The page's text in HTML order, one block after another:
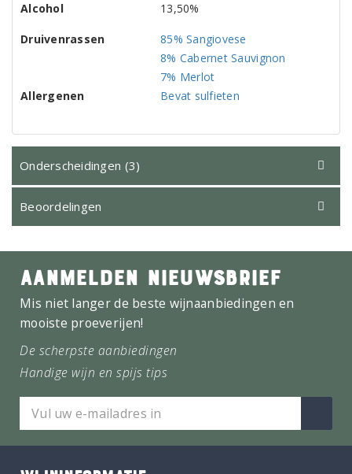
Alcohol
13,50%
Druivenrassen
85% Sangiovese
8% Cabernet Sauvignon
7% Merlot
Allergenen
Bevat sulfieten
Onderscheidingen (3)
Beoordelingen
AANMELDEN NIEUWSBRIEF
Mis niet langer de beste wijnaanbiedingen en
mooiste proeverijen!
De scherpste aanbiedingen
Handige wijn en spijs tips